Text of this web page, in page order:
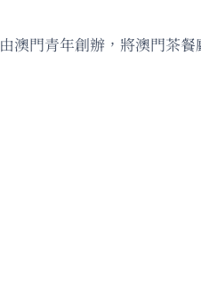
澳門青年創辦，將澳門茶